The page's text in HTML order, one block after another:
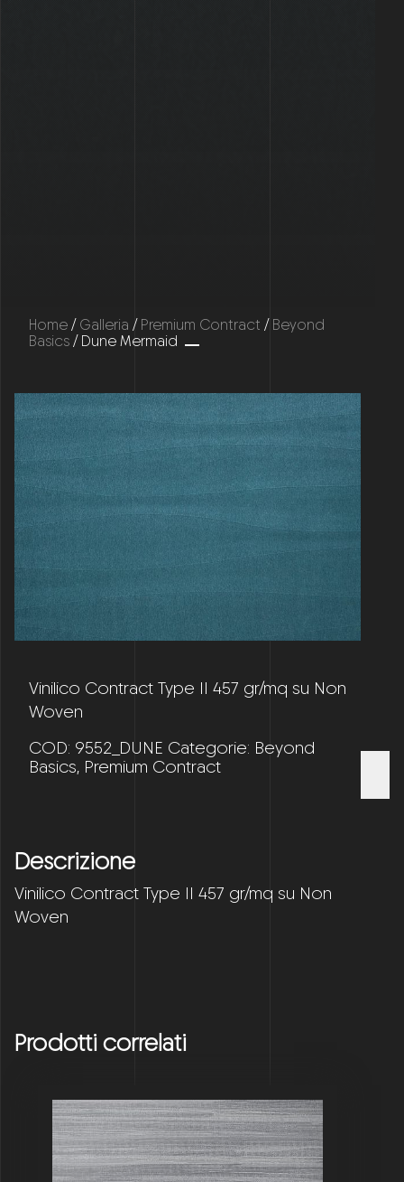
Home/Galleria /Premium Contract /Beyond
Basics/ Dune Mermaid
Vinilico Contract Type II 457 gr/mq su Non
Woven
COD: 9552_DUNE Categorie: Beyond
Basics, Premium Contract
Descrizione
Vinilico Contract Type II 457 gr/mq su Non
Woven
Prodotti correlati